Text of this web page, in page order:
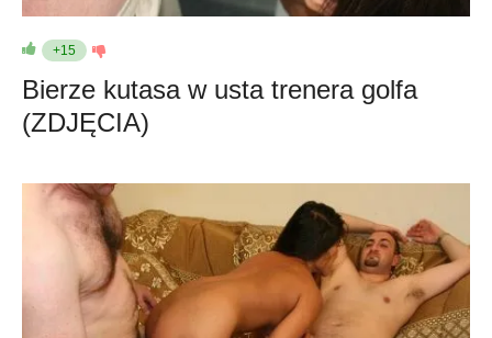
+15
Bierze kutasa w usta trenera golfa
(ZDJĘCIA)